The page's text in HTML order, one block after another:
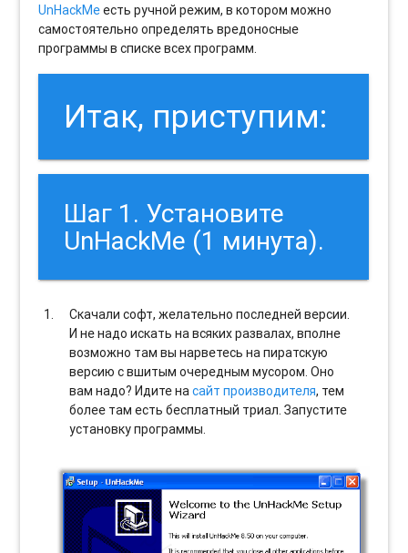
UnHackMeесть ручной режим, в котором можно
самостоятельно определять вредоносные
программы в списке всех программ.
Итак, приступим:
Шаг 1. Установите
UnHackMe (1 минута).
Скачали софт, желательно последней версии.
И не надо искать на всяких развалах, вполне
возможно там вы нарветесь на пиратскую
версию с вшитым очередным мусором. Оно
вам надо? Идите насайт производителя, тем
более там есть бесплатный триал. Запустите
установку программы.